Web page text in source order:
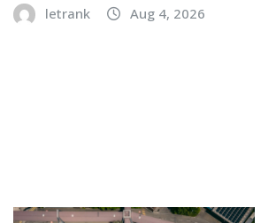
letrank Aug 4, 2026